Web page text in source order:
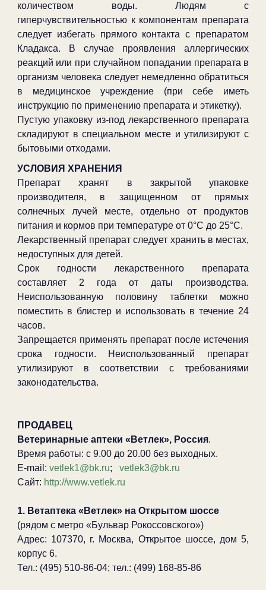
количеством воды. Людям с
гиперчувствительностью к компонентам препарата
следует избегать прямого контакта с препаратом
Кладакса. В случае проявления аллергических
реакций или при случайном попадании препарата в
организм человека следует немедленно обратиться
в медицинское учреждение (при себе иметь
инструкцию по применению препарата и этикетку).
Пустую упаковку из-под лекарственного препарата
складируют в специальном месте и утилизируют с
бытовыми отходами.
УСЛОВИЯ ХРАНЕНИЯ
Препарат хранят в закрытой упаковке
производителя, в защищенном от прямых
солнечных лучей месте, отдельно от продуктов
питания и кормов при температуре от 0°С до 25°С.
Лекарственный препарат следует хранить в местах,
недоступных для детей.
Срок годности лекарственного препарата
составляет 2 года от даты производства.
Неиспользованную половину таблетки можно
поместить в блистер и использовать в течение 24
часов.
Запрещается применять препарат после истечения
срока годности. Неиспользованный препарат
утилизируют в соответствии с требованиями
законодательства.
ПРОДАВЕЦ
Ветеринарные аптеки «Ветлек», Россия.
Время работы: с 9.00 до 20.00 без выходных.
E-mail: vetlek1@bk.ru; vetlek3@bk.ru
Сайт: http://www.vetlek.ru
1. Ветаптека «Ветлек» на Открытом шоссе
(рядом с метро «Бульвар Рокоссовского»)
Адрес: 107370, г. Москва, Открытое шоссе, дом 5,
корпус 6.
Тел.: (495) 510-86-04; тел.: (499) 168-85-86